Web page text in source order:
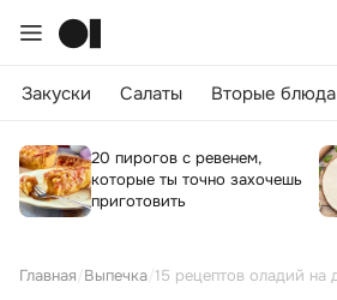
Закуски Салаты Вторые блюда
20 пирогов с ревенем,
которые ты точно захочешь
приготовить
Главная Выпечка